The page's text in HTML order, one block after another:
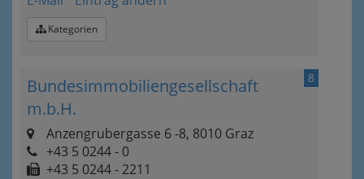
Kategorien
8
Bundesimmobiliengesellschaft
m.b.H.
Anzengrubergasse 6 -8, 8010 Graz
+43 5 0244 - 0
+43 5 0244 - 2211